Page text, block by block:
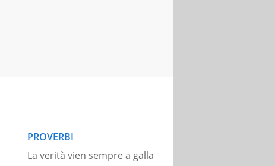
PROVERBI
La verità vien sempre a galla